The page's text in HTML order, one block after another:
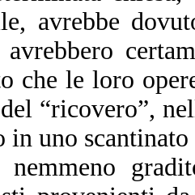
avrebbe
che le loro
“ricovero”,
uno
nemmeno